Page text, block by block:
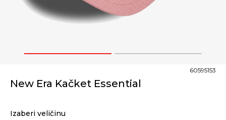
1 2
New Era Kačket Essential
60595153
Izaberi veličinu